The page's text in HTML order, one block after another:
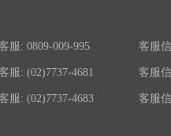
服: 0809-009-995 客服
服: (02)7737-4681 客服
服: (02)7737-4683 客服